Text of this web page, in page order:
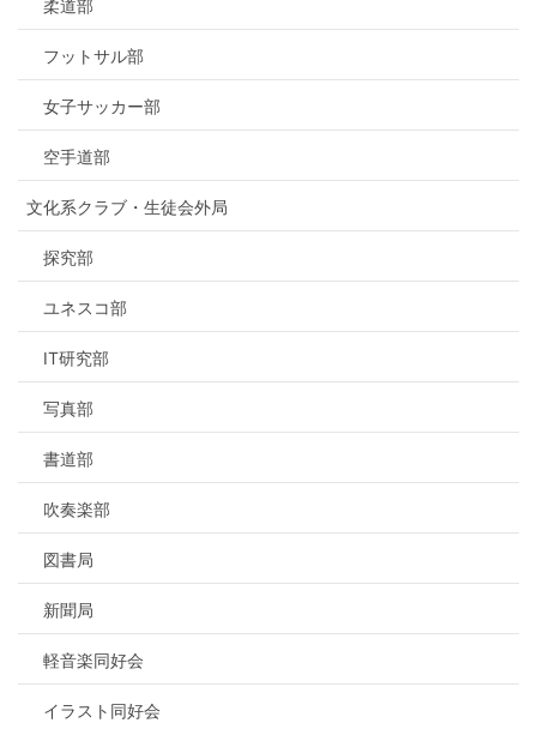
柔道部
フットサル部
女子サッカー部
空手道部
文化系クラブ・生徒会外局
探究部
ユネスコ部
IT研究部
写真部
書道部
吹奏楽部
図書局
新聞局
軽音楽同好会
イラスト同好会